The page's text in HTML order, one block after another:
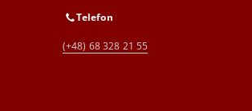
Telefon
(+48) 68 328 21 55